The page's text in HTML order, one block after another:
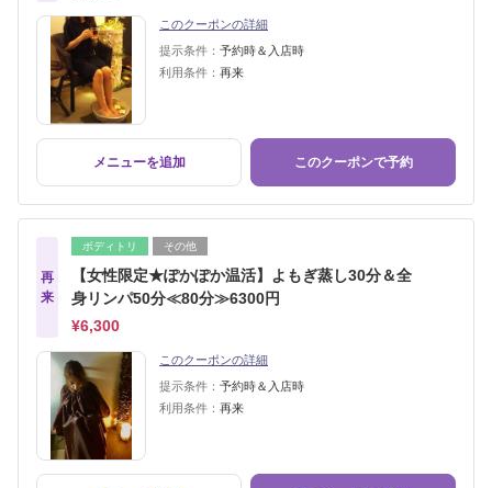
このクーポンの詳細
提示条件： 予約時＆入店時
利用条件： 再来
メニューを追加 このクーポンで予約
再
来
ボディトリ その他
【女性限定★ぽかぽか温活】よもぎ蒸し30分＆全
身リンパ50分≪80分≫6300円
¥6,300
このクーポンの詳細
提示条件： 予約時＆入店時
利用条件： 再来